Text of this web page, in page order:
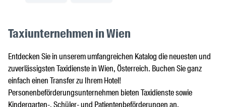
Taxiunternehmen in Wien
Entdecken Sie in unserem umfangreichen Katalog die neuesten und
zuverlässigsten Taxidienste in Wien, Österreich. Buchen Sie ganz
einfach einen Transfer zu Ihrem Hotel!
Personenbeförderungsunternehmen bieten Taxidienste sowie
Kindergarten-, Schüler- und Patientenbeförderungen an.